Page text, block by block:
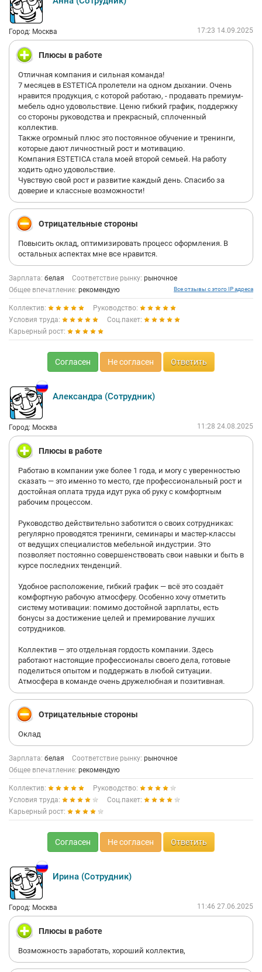
Город: Москва 17:23 14.09.2025
Плюсы в работе
Отличная компания и сильная команда!
7 месяцев в ESTETICA пролетели на одном дыхании. Очень
нравится продукция, с которой работаю, - продавать премиум-
мебель одно удовольствие. Ценю гибкий график, поддержку
со стороны руководства и прекрасный, сплоченный
коллектив.
Также огромный плюс это постоянное обучение и тренинги,
которые дают личностный рост и мотивацию.
Компания ESTETICA стала моей второй семьей. На работу
ходить одно удовольствие.
Чувствую свой рост и развитие каждый день. Спасибо за
доверие и классные возможности!
Отрицательные стороны
Повысить оклад, оптимизировать процесс оформления. В
остальных аспектах мне все нравится.
Зарплата: белая Соответствие рынку: рыночное
Общее впечатление: рекомендую Все отзывы с этого IP адреса
Коллектив:
Руководство:
Условия труда:
Соц.пакет:
Карьерный рост:
Согласен Не согласен Ответить
Александра (Сотрудник)
Город: Москва 11:28 24.08.2025
Плюсы в работе
Работаю в компании уже более 1 года, и могу с уверенностью
сказать — это именно то место, где профессиональный рост и
достойная оплата труда идут рука об руку с комфортным
рабочим процессом.
Руководство действительно заботится о своих сотрудниках:
регулярно проводятся тренинги, семинары и мастер-классы
от ведущих специалистов мебельной индустрии. Это
позволяет постоянно совершенствовать свои навыки и быть в
курсе последних тенденций.
Удобное расположение, гибкий график — всё это создаёт
комфортную рабочую атмосферу. Особенно хочу отметить
систему мотивации: помимо достойной зарплаты, есть
бонусы за достижение целей и премирование лучших
сотрудников.
Коллектив — это отдельная гордость компании. Здесь
работают настоящие профессионалы своего дела, готовые
поделиться опытом и поддержать в любой ситуации.
Атмосфера в команде очень дружелюбная и позитивная.
Отрицательные стороны
Оклад
Зарплата: белая Соответствие рынку: рыночное
Общее впечатление: рекомендую
Коллектив:
Руководство:
Условия труда:
Соц.пакет:
Карьерный рост:
Согласен Не согласен Ответить
Ирина (Сотрудник)
Город: Москва 11:46 27.06.2025
Плюсы в работе
Возможность заработать, хороший коллектив,